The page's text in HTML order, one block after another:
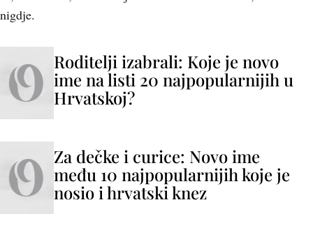
nigdje.
Roditelji izabrali: Koje je novo
ime na listi 20 najpopularnijih u
Hrvatskoj?
Za dečke i curice: Novo ime
među 10 najpopularnijih koje je
nosio i hrvatski knez